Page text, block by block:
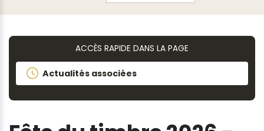
ACCÈS RAPIDE DANS LA PAGE
Actualités associées